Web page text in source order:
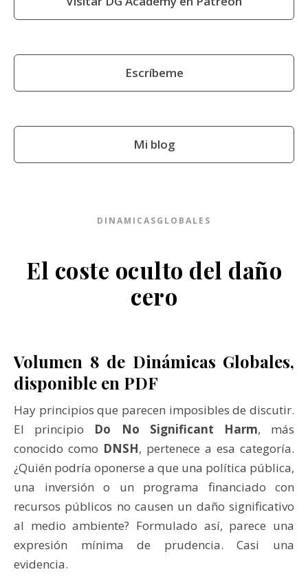
Escríbeme
Mi blog
DINAMICASGLOBALES
El coste oculto del daño
cero
Volumen 8 de Dinámicas Globales,
disponible en PDF
Hay principios que parecen imposibles de discutir.
El principio Do No Significant Harm, más
conocido como DNSH, pertenece a esa categoría.
¿Quién podría oponerse a que una política pública,
una inversión o un programa financiado con
recursos públicos no causen un daño significativo
al medio ambiente? Formulado así, parece una
expresión mínima de prudencia. Casi una
evidencia.